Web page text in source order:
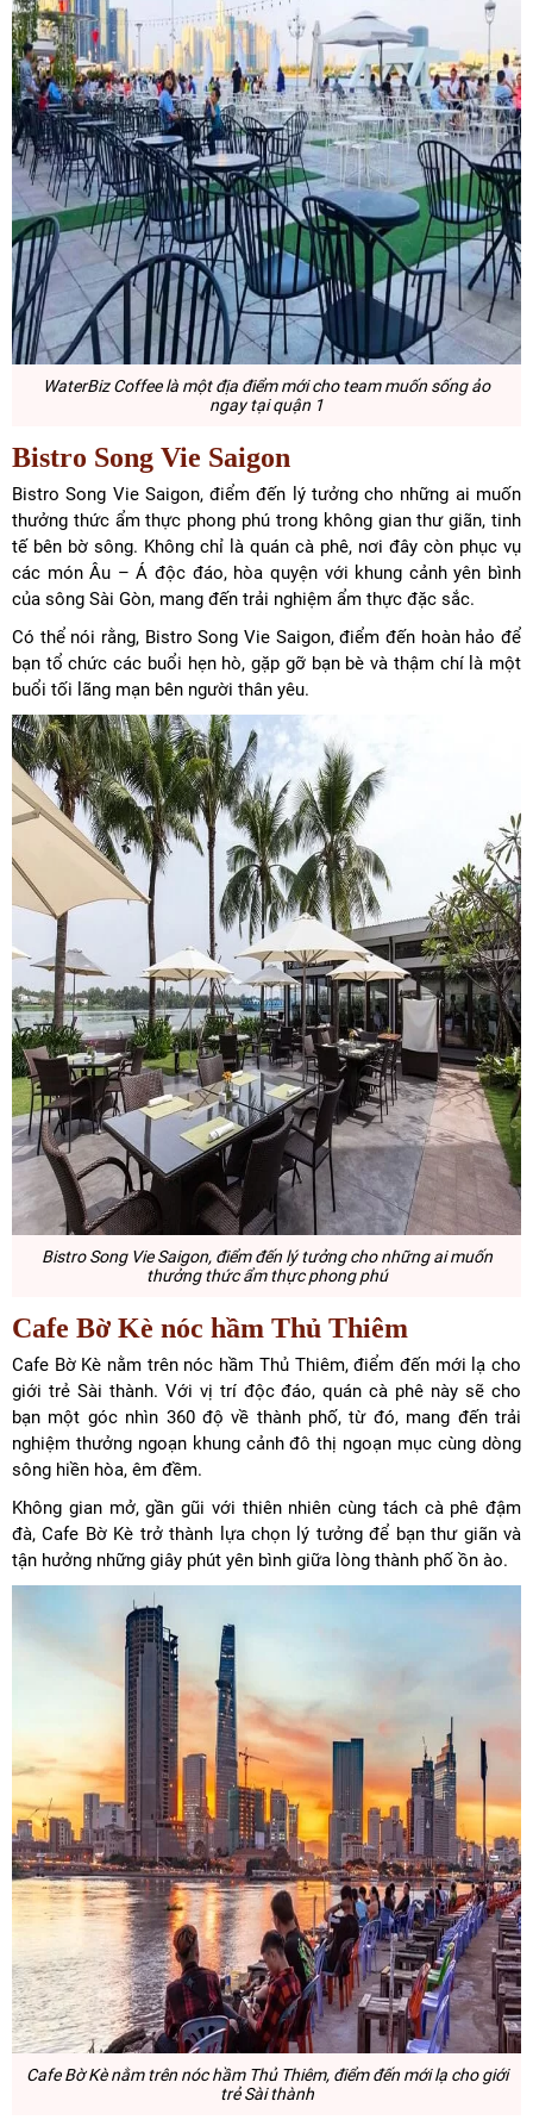
WaterBiz Coffee là một địa điểm mới cho team muốn sống ảo
ngay tại quận 1
Bistro Song Vie Saigon
Bistro Song Vie Saigon, điểm đến lý tưởng cho những ai muốn
thưởng thức ẩm thực phong phú trong không gian thư giãn, tinh
tế bên bờ sông. Không chỉ là quán cà phê, nơi đây còn phục vụ
các món Âu – Á độc đáo, hòa quyện với khung cảnh yên bình
của sông Sài Gòn, mang đến trải nghiệm ẩm thực đặc sắc.
Có thể nói rằng, Bistro Song Vie Saigon, điểm đến hoàn hảo để
bạn tổ chức các buổi hẹn hò, gặp gỡ bạn bè và thậm chí là một
buổi tối lãng mạn bên người thân yêu.
Bistro Song Vie Saigon, điểm đến lý tưởng cho những ai muốn
thưởng thức ẩm thực phong phú
Cafe Bờ Kè nóc hầm Thủ Thiêm
Cafe Bờ Kè nằm trên nóc hầm Thủ Thiêm, điểm đến mới lạ cho
giới trẻ Sài thành. Với vị trí độc đáo, quán cà phê này sẽ cho
bạn một góc nhìn 360 độ về thành phố, từ đó, mang đến trải
nghiệm thưởng ngoạn khung cảnh đô thị ngoạn mục cùng dòng
sông hiền hòa, êm đềm.
Không gian mở, gần gũi với thiên nhiên cùng tách cà phê đậm
đà, Cafe Bờ Kè trở thành lựa chọn lý tưởng để bạn thư giãn và
tận hưởng những giây phút yên bình giữa lòng thành phố ồn ào.
Cafe Bờ Kè nằm trên nóc hầm Thủ Thiêm, điểm đến mới lạ cho giới
trẻ Sài thành